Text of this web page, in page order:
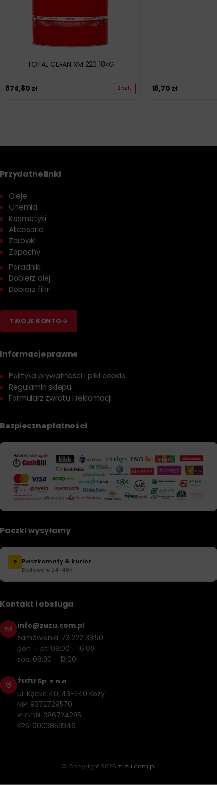
TOTAL CERAN XM 220 18KG
874,80 zł 2 szt. 18,70 zł
Przydatne linki
Oleje
Chemia
Kosmetyki
Akcesoria
Żarówki
Zapachy
Poradniki
Dobierz olej
Dobierz filtr
TWOJE KONTO
Informacje prawne
Polityka prywatności i pliki cookie
Regulamin sklepu
Formularz zwrotu i reklamacji
Bezpieczne płatności
Paczki wysyłamy
P Paczkomaty & kurier
Dostawa w 24–48h
Kontakt i obsługa
info@zuzu.com.pl
zamówienia: 73 222 33 50
pon. – pt. 08:00 – 16:00
sob. 08:00 – 13:00
ŻUŻU Sp. z o.o.
ul. Kęcka 40, 43-340 Kozy
NIP: 9372729570
REGON: 386724285
KRS: 0000853946
© Copyright 2026 zuzu.com.pl